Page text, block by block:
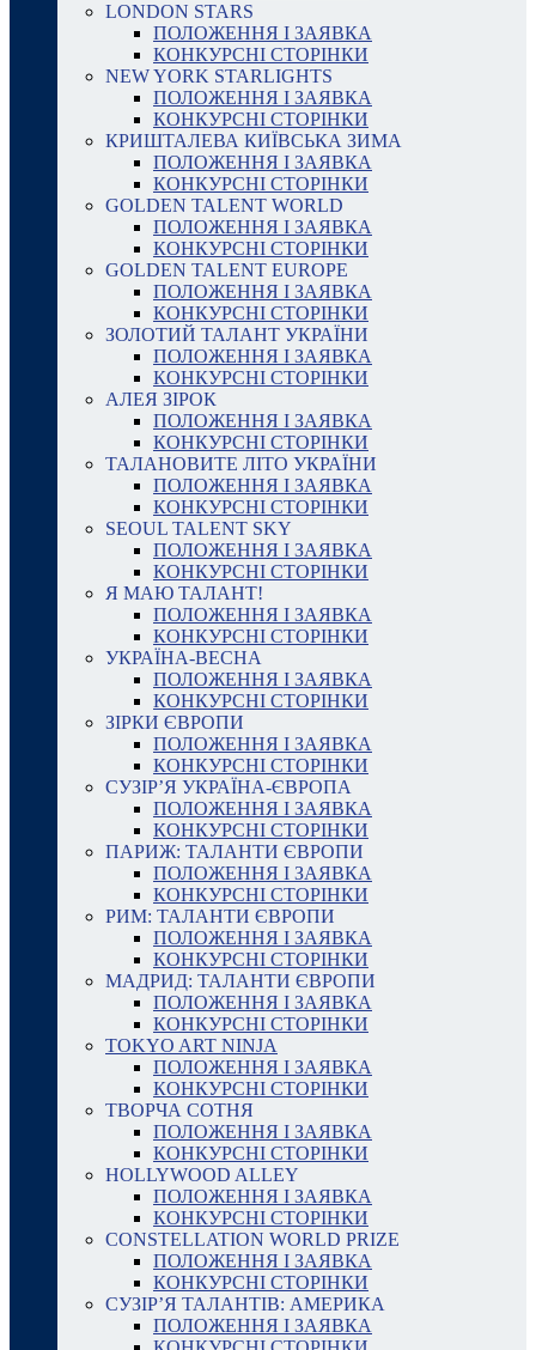
LONDON STARS
ПОЛОЖЕННЯ І ЗАЯВКА
КОНКУРСНІ СТОРІНКИ
NEW YORK STARLIGHTS
ПОЛОЖЕННЯ І ЗАЯВКА
КОНКУРСНІ СТОРІНКИ
КРИШТАЛЕВА КИЇВСЬКА ЗИМА
ПОЛОЖЕННЯ І ЗАЯВКА
КОНКУРСНІ СТОРІНКИ
GOLDEN TALENT WORLD
ПОЛОЖЕННЯ І ЗАЯВКА
КОНКУРСНІ СТОРІНКИ
GOLDEN TALENT EUROPE
ПОЛОЖЕННЯ І ЗАЯВКА
КОНКУРСНІ СТОРІНКИ
ЗОЛОТИЙ ТАЛАНТ УКРАЇНИ
ПОЛОЖЕННЯ І ЗАЯВКА
КОНКУРСНІ СТОРІНКИ
АЛЕЯ ЗІРОК
ПОЛОЖЕННЯ І ЗАЯВКА
КОНКУРСНІ СТОРІНКИ
ТАЛАНОВИТЕ ЛІТО УКРАЇНИ
ПОЛОЖЕННЯ І ЗАЯВКА
КОНКУРСНІ СТОРІНКИ
SEOUL TALENT SKY
ПОЛОЖЕННЯ І ЗАЯВКА
КОНКУРСНІ СТОРІНКИ
Я МАЮ ТАЛАНТ!
ПОЛОЖЕННЯ І ЗАЯВКА
КОНКУРСНІ СТОРІНКИ
УКРАЇНА-ВЕСНА
ПОЛОЖЕННЯ І ЗАЯВКА
КОНКУРСНІ СТОРІНКИ
ЗІРКИ ЄВРОПИ
ПОЛОЖЕННЯ І ЗАЯВКА
КОНКУРСНІ СТОРІНКИ
СУЗІР’Я УКРАЇНА-ЄВРОПА
ПОЛОЖЕННЯ І ЗАЯВКА
КОНКУРСНІ СТОРІНКИ
ПАРИЖ: ТАЛАНТИ ЄВРОПИ
ПОЛОЖЕННЯ І ЗАЯВКА
КОНКУРСНІ СТОРІНКИ
РИМ: ТАЛАНТИ ЄВРОПИ
ПОЛОЖЕННЯ І ЗАЯВКА
КОНКУРСНІ СТОРІНКИ
МАДРИД: ТАЛАНТИ ЄВРОПИ
ПОЛОЖЕННЯ І ЗАЯВКА
КОНКУРСНІ СТОРІНКИ
TOKYO ART NINJA
ПОЛОЖЕННЯ І ЗАЯВКА
КОНКУРСНІ СТОРІНКИ
ТВОРЧА СОТНЯ
ПОЛОЖЕННЯ І ЗАЯВКА
КОНКУРСНІ СТОРІНКИ
HOLLYWOOD ALLEY
ПОЛОЖЕННЯ І ЗАЯВКА
КОНКУРСНІ СТОРІНКИ
CONSTELLATION WORLD PRIZE
ПОЛОЖЕННЯ І ЗАЯВКА
КОНКУРСНІ СТОРІНКИ
СУЗІР’Я ТАЛАНТІВ: АМЕРИКА
ПОЛОЖЕННЯ І ЗАЯВКА